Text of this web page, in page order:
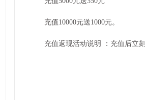
充值10000元送1000元。
充值返现活动说明 ：充值后立刻